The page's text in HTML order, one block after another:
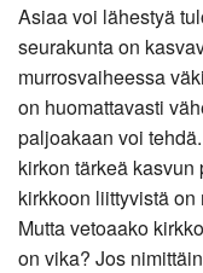
Asiaa voi lähestyä
seurakunta on
murrosvaiheessa
on huomattavasti
paljoakaan voi
kirkon tärkeä kasvun
kirkkoon liittyvistä
Mutta vetoaako
on vika? Jos